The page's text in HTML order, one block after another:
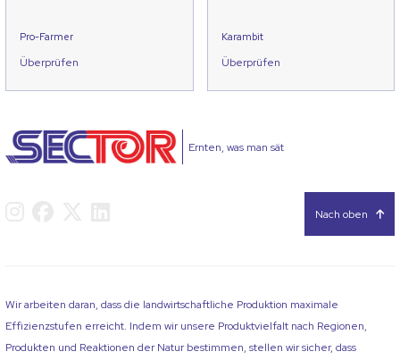
Pro-Farmer
Überprüfen
Karambit
Überprüfen
Ernten, was man sät
Nach oben
Wir arbeiten daran, dass die landwirtschaftliche Produktion maximale
Effizienzstufen erreicht. Indem wir unsere Produktvielfalt nach Regionen,
Produkten und Reaktionen der Natur bestimmen, stellen wir sicher, dass